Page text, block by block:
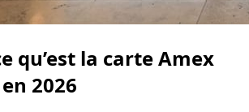
qu’est la carte Amex
2026